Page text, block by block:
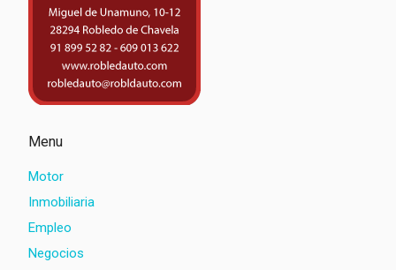
Menu
Motor
Inmobiliaria
Empleo
Negocios